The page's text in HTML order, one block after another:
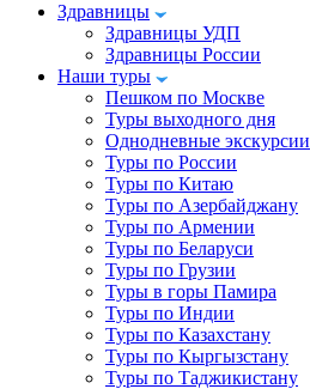
Здравницы
Здравницы УДП
Здравницы России
Наши туры
Пешком по Москве
Туры выходного дня
Однодневные экскурсии
Туры по России
Туры по Китаю
Туры по Азербайджану
Туры по Армении
Туры по Беларуси
Туры по Грузии
Туры в горы Памира
Туры по Индии
Туры по Казахстану
Туры по Кыргызстану
Туры по Таджикистану